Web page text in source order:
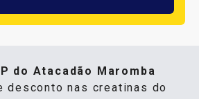
do Atacadão Maromba
desconto nas creatinas do